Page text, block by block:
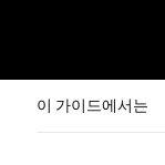
이 가이드에서는